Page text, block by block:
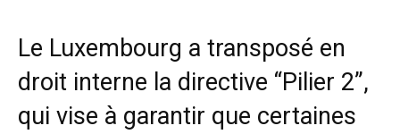
Le Luxembourg a transposé en
droit interne la directive “Pilier 2”,
qui vise à garantir que certaines